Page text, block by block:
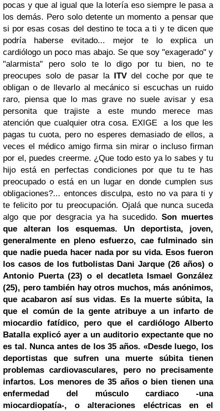
pocas y que al igual que la lotería eso siempre le pasa a
los demás. Pero solo detente un momento a pensar que
si por esas cosas del destino te toca a ti y te dicen que
podría haberse evitado... mejor te lo explica un
cardiólogo un poco mas abajo. Se que soy "exagerado" y
"alarmista" pero solo te lo digo por tu bien, no te
preocupes solo de pasar la ITV del coche por que te
obligan o de llevarlo al mecánico si escuchas un ruido
raro, piensa que lo mas grave no suele avisar y esa
personita que trajiste a este mundo merece mas
atención que cualquier otra cosa. EXIGE a los que les
pagas tu cuota, pero no esperes demasiado de ellos, a
veces el médico amigo firma sin mirar o incluso firman
por el, puedes creerme. ¿Que todo esto ya lo sabes y tu
hijo está en perfectas condiciones por que tu te has
preocupado o está en un lugar en donde cumplen sus
obligaciones?... entonces disculpa, esto no va para ti y
te felicito por tu preocupación. Ojalá que nunca suceda
algo que por desgracia ya ha sucedido.Son muertes
que alteran los esquemas. Un deportista, joven,
generalmente en pleno esfuerzo, cae fulminado sin
que nadie pueda hacer nada por su vida. Esos fueron
los casos de los futbolistas Dani Jarque (26 años) o
Antonio Puerta(23) o el decatleta Ismael González
(25), pero también hay otros muchos, más anónimos,
que acabaron así sus vidas. Es la muerte súbita, la
que el común de la gente atribuye a un infarto de
miocardio fatídico, pero que el cardiólogo Alberto
Batalla explicó ayer a un auditorio expectante que no
es tal. Nunca antes de los 35 años. «Desde luego, los
deportistas que sufren una muerte súbita tienen
problemas cardiovasculares, pero no precisamente
infartos. Los menores de 35 años o bien tienen una
enfermedad del músculo cardiaco -una
miocardiopatía-, o alteraciones eléctricas en el